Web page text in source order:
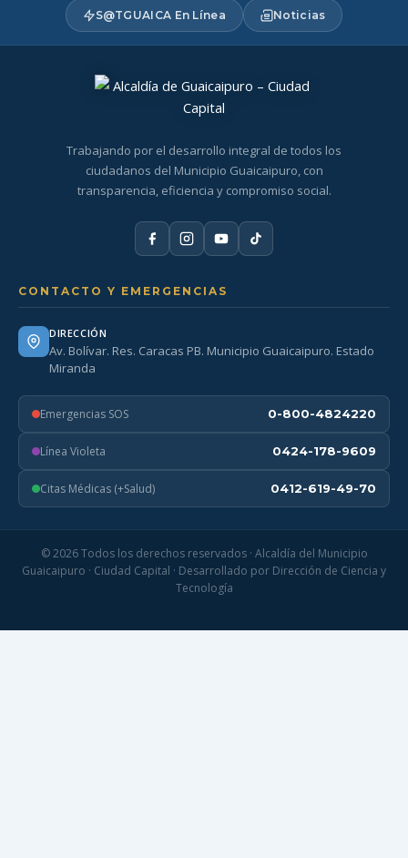
S@TGUAICA En Línea Noticias
Trabajando por el desarrollo integral de todos los
ciudadanos del Municipio Guaicaipuro, con
transparencia, eficiencia y compromiso social.
CONTACTO Y EMERGENCIAS
DIRECCIÓN
Av. Bolívar. Res. Caracas PB. Municipio Guaicaipuro. Estado
Miranda
Emergencias SOS 0-800-4824220
Línea Violeta 0424-178-9609
Citas Médicas (+Salud) 0412-619-49-70
© 2026 Todos los derechos reservados · Alcaldía del Municipio
Guaicaipuro · Ciudad Capital · Desarrollado por Dirección de Ciencia y
Tecnología